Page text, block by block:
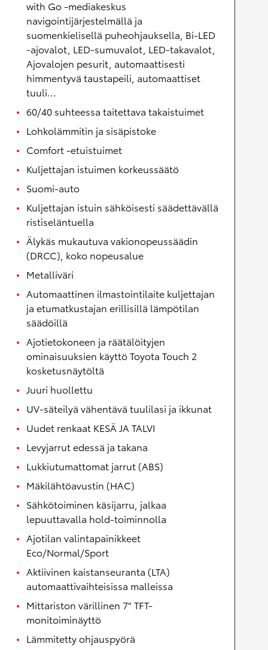
with Go -mediakeskus
navigointijärjestelmällä ja
suomenkielisellä puheohjauksella, Bi-LED
-ajovalot, LED-sumuvalot, LED-takavalot,
Ajovalojen pesurit, automaattisesti
himmentyvä taustapeili, automaattiset
tuuli...
60/40 suhteessa taitettava takaistuimet
Lohkolämmitin ja sisäpistoke
Comfort -etuistuimet
Kuljettajan istuimen korkeussäätö
Suomi-auto
Kuljettajan istuin sähköisesti säädettävällä
ristiseläntuella
Älykäs mukautuva vakionopeussäädin
(DRCC), koko nopeusalue
Metalliväri
Automaattinen ilmastointilaite kuljettajan
ja etumatkustajan erillisillä lämpötilan
säädöillä
Ajotietokoneen ja räätälöityjen
ominaisuuksien käyttö Toyota Touch 2
kosketusnäytöltä
Juuri huollettu
UV-säteilyä vähentävä tuulilasi ja ikkunat
Uudet renkaat KESÄ JA TALVI
Levyjarrut edessä ja takana
Lukkiutumattomat jarrut (ABS)
Mäkilähtöavustin (HAC)
Sähkötoiminen käsijarru, jalkaa
lepuuttavalla hold-toiminnolla
Ajotilan valintapainikkeet
Eco/Normal/Sport
Aktiivinen kaistanseuranta (LTA)
automaattivaihteisissa malleissa
Mittariston värillinen 7" TFT-
monitoiminäyttö
Lämmitetty ohjauspyörä